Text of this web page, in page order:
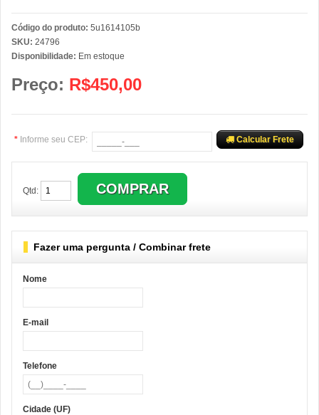
Código do produto: 5u1614105b
SKU: 24796
Disponibilidade: Em estoque
Preço: R$450,00
* Informe seu CEP: Calcular Frete
Qtd:
Fazer uma pergunta / Combinar frete
Nome
E-mail
Telefone
Cidade (UF)